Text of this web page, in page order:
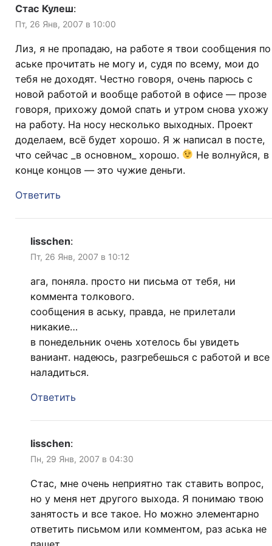
Стас Кулеш:
Пт, 26 Янв, 2007 в 10:00
Лиз, я не пропадаю, на работе я твои сообщения по
аське прочитать не могу и, судя по всему, мои до
тебя не доходят. Честно говоря, очень парюсь с
новой работой и вообще работой в офисе — прозе
говоря, прихожу домой спать и утром снова ухожу
на работу. На носу несколько выходных. Проект
доделаем, всё будет хорошо. Я ж написал в посте,
что сейчас _в основном_ хорошо.
Не волнуйся, в
конце концов — это чужие деньги.
Ответить
lisschen:
Пт, 26 Янв, 2007 в 10:12
ага, поняла. просто ни письма от тебя, ни
коммента толкового.
сообщения в аську, правда, не прилетали
никакие…
в понедельник очень хотелось бы увидеть
ваниант. надеюсь, разгребешься с работой и все
наладиться.
Ответить
lisschen:
Пн, 29 Янв, 2007 в 04:30
Стас, мне очень неприятно так ставить вопрос,
но у меня нет другого выхода. Я понимаю твою
занятость и все такое. Но можно элементарно
ответить письмом или комментом, раз аська не